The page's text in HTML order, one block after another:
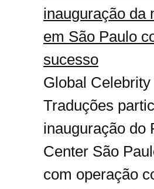
inauguração da
em São Paulo
sucesso
Global Celebrity
Traduções
inauguração do
Center São
com operação